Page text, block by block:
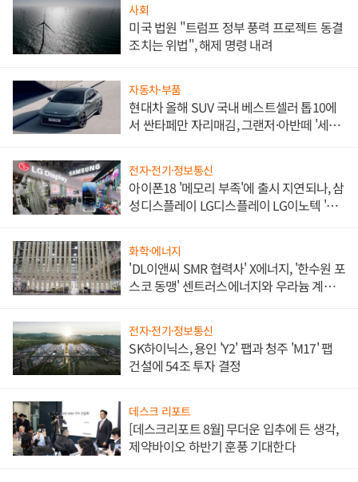
사회
미국 법원 "트럼프 정부 풍력 프로젝트 동결
조치는 위법", 해제 명령 내려
자동차·부품
현대차 올해 SUV 국내 베스트셀러 톱10에
서 싼타페만 자리매김, 그랜저·아반떼 '세단
전자·전기·정보통신
아이폰18 '메모리 부족'에 출시 지연되나, 삼
성디스플레이 LG디스플레이 LG이노텍 '탈
화학·에너지
'DL이앤씨 SMR 협력사' X에너지, '한수원 포
스코 동맹' 센트러스에너지와 우라늄 계약
전자·전기·정보통신
SK하이닉스, 용인 'Y2' 팹과 청주 'M17' 팹
건설에 54조 투자 결정
데스크 리포트
[데스크리포트 8월] 무더운 입추에 든 생각,
제약바이오 하반기 훈풍 기대한다